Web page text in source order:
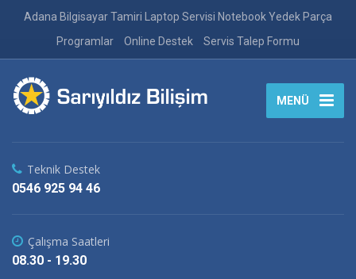
Adana Bilgisayar Tamiri Laptop Servisi Notebook Yedek Parça
Programlar
Online Destek Servis Talep Formu
MENÜ
Teknik Destek
0546 925 94 46
Çalışma Saatleri
08.30 - 19.30